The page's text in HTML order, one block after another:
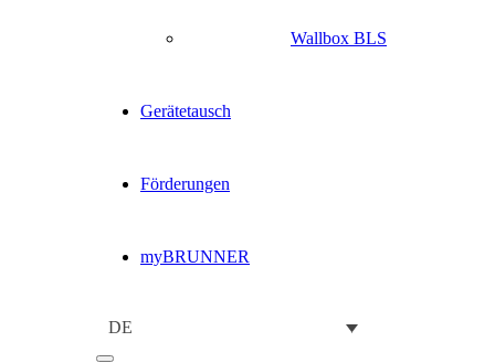
Wallbox BLS
Gerätetausch
Förderungen
myBRUNNER
DE